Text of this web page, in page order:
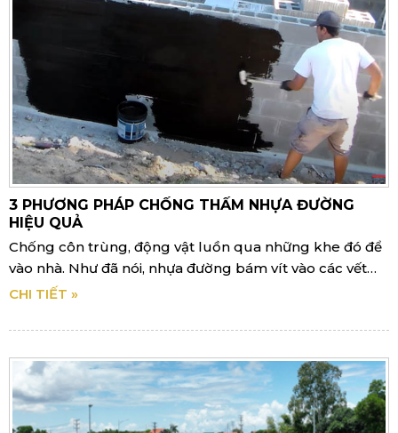
3 PHƯƠNG PHÁP CHỐNG THẤM NHỰA ĐƯỜNG
HIỆU QUẢ
Chống côn trùng, động vật luồn qua những khe đó để
vào nhà. Như đã nói, nhựa đường bám vít vào các vết
nứt rất tốt.
CHI TIẾT »